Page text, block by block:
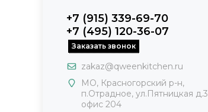
+7 (915) 339-69-70
+7 (495) 120-36-07
Заказать звонок
zakaz@qweenkitchen.ru
МО, Красногорский р-н,
п.Отрадное, ул.Пятницкая д.3
офис 204